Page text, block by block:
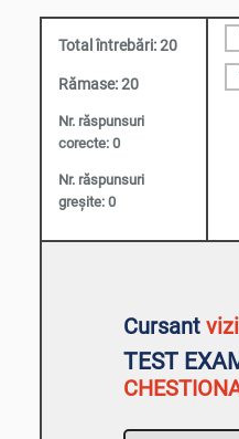
Total întrebări:20
Rămase:20
Nr. răspunsuri
corecte: 0
Nr. răspunsuri
greșite: 0
Cursant
TEST